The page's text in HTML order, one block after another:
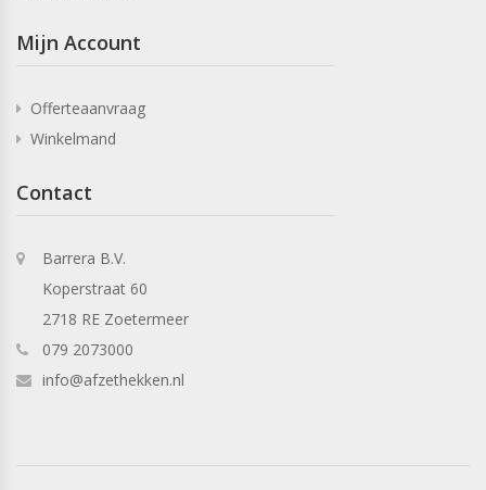
Mijn Account
Offerteaanvraag
Winkelmand
Contact
Barrera B.V.
Koperstraat 60
2718 RE Zoetermeer
079 2073000
info@afzethekken.nl